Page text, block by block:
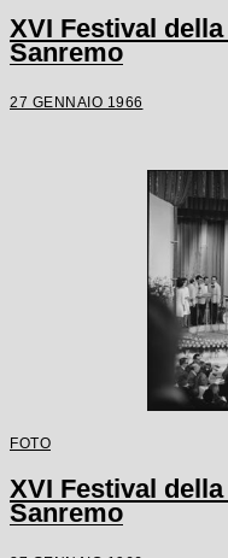
XVI Festival
Sanremo
27 GENNAIO 1966
FOTO
XVI Festival
Sanremo